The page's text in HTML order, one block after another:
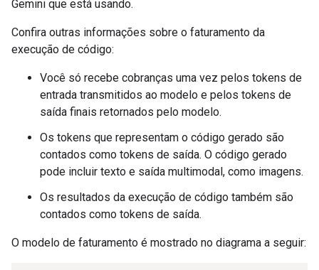
Gemini que está usando.
Confira outras informações sobre o faturamento da
execução de código:
Você só recebe cobranças uma vez pelos tokens de
entrada transmitidos ao modelo e pelos tokens de
saída finais retornados pelo modelo.
Os tokens que representam o código gerado são
contados como tokens de saída. O código gerado
pode incluir texto e saída multimodal, como imagens.
Os resultados da execução de código também são
contados como tokens de saída.
O modelo de faturamento é mostrado no diagrama a seguir: